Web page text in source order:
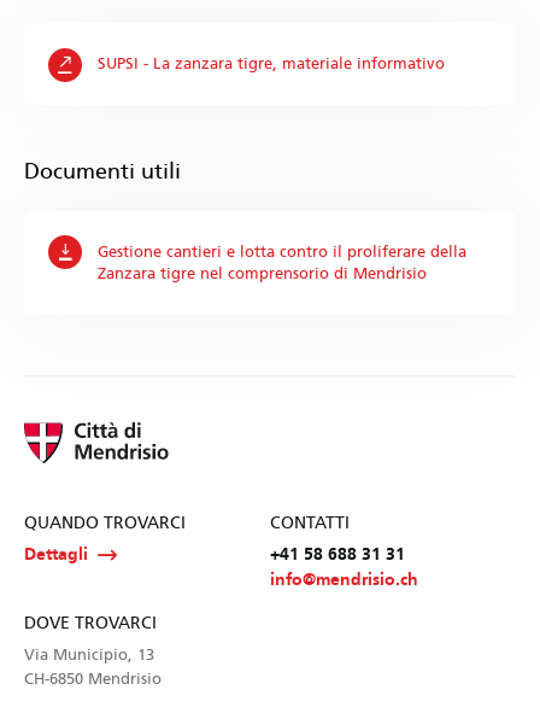
SUPSI - La zanzara tigre, materiale informativo
Documenti utili
Gestione cantieri e lotta contro il proliferare della
Zanzara tigre nel comprensorio di Mendrisio
QUANDO TROVARCI
Dettagli
CONTATTI
+41 58 688 31 31
info@mendrisio.ch
DOVE TROVARCI
Via Municipio, 13
CH-6850 Mendrisio